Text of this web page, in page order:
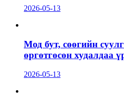
2026-05-13
Мод бут, сөөгийн
өргөтгөсөн худалдаа
2026-05-13